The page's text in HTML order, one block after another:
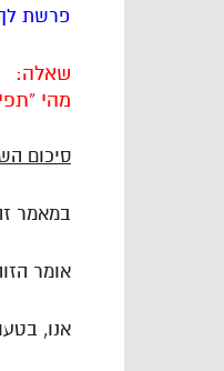
פרשת
שאלה:
מהי
סיכום
במאמר
אומר
אנו,